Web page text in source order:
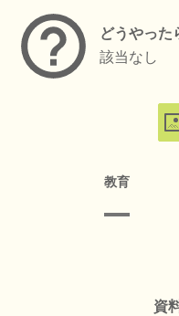
どうやった
該当なし
教育
資